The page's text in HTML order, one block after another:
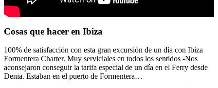
Cosas que hacer en Ibiza
100% de satisfacción con esta gran excursión de un día con Ibiza
Formentera Charter. Muy serviciales en todos los sentidos -Nos
aconsejaron conseguir la tarifa especial de un día en el Ferry desde
Denia. Estaban en el puerto de Formentera…